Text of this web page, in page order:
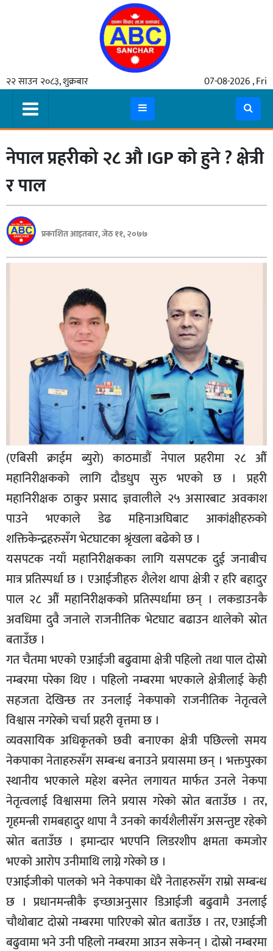
२२ साउन २०८३, शुक्रबार 07-08-2026 , Fri
समाचार
मुख्य
समाचार
कुटनीती
अर्थ
रसरङ्ग
यौन/
स्वास्थ्य
खेलकुद
अचम्म
दुनिया
बिचार
कुराकानी
जीवनशैली
साहित्य
सूचना-
प्रवधि
नेपाल प्रहरीको २८ औ IGP को हुने ? क्षेत्री
र पाल
प्रकाशित आइतबार, जेठ ११, २०७७
(एबिसी क्राईम ब्युरो) काठमाडौं नेपाल प्रहरीमा २८ औं
महानिरीक्षकको लागि दौडधुप सुरु भएको छ । प्रहरी
महानिरीक्षक ठाकुर प्रसाद ज्ञवालीले २५ असारबाट अवकाश
पाउने भएकाले डेढ महिनाअघिबाट आकांक्षीहरुको
शक्तिकेन्द्रहरुसँग भेटघाटका श्रृंखला बढेको छ ।
यसपटक नयाँ महानिरीक्षकका लागि यसपटक दुई जनाबीच
मात्र प्रतिस्पर्धा छ । एआईजीहरु शैलेश थापा क्षेत्री र हरि बहादुर
पाल २८ औं महानिरीक्षकको प्रतिस्पर्धामा छन् । लकडाउनकै
अवधिमा दुवै जनाले राजनीतिक भेटघाट बढाउन थालेको स्रोत
बताउँछ ।
गत चैतमा भएको एआईजी बढुवामा क्षेत्री पहिलो तथा पाल दोस्रो
नम्बरमा परेका थिए । पहिलो नम्बरमा भएकाले क्षेत्रीलाई केही
सहजता देखिन्छ तर उनलाई नेकपाको राजनीतिक नेतृत्वले
विश्वास नगरेको चर्चा प्रहरी वृत्तमा छ ।
व्यवसायिक अधिकृतको छवी बनाएका क्षेत्री पछिल्लो समय
नेकपाका नेताहरुसँग सम्बन्ध बनाउने प्रयासमा छन् । भक्तपुरका
स्थानीय भएकाले महेश बस्नेत लगायत मार्फत उनले नेकपा
नेतृत्वलाई विश्वासमा लिने प्रयास गरेको स्रोत बताउँछ । तर,
गृहमन्त्री रामबहादुर थापा नै उनको कार्यशैलीसँग असन्तुष्ट रहेको
स्रोत बताउँछ । इमान्दार भएपनि लिडरशीप क्षमता कमजोर
भएको आरोप उनीमाथि लाग्ने गरेको छ ।
एआईजीको पालको भने नेकपाका धेरै नेताहरुसँग राम्रो सम्बन्ध
छ । प्रधानमन्त्रीकै इच्छाअनुसार डिआईजी बढुवामै उनलाई
चौथोबाट दोस्रो नम्बरमा पारिएको स्रोत बताउँछ । तर, एआईजी
बढुवामा भने उनी पहिलो नम्बरमा आउन सकेनन् । दोस्रो नम्बरमा